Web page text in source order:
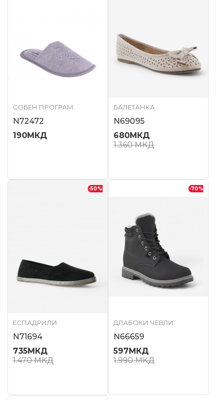
СОБЕН ПРОГРАМ
N72472
190МКД
БАЛЕТАНКА
N69095
680МКД
1.360МКД
-50%
ЕСПАДРИЛИ
N71694
735МКД
1.470МКД
-70%
ДЛАБОКИ ЧЕВЛИ
N66659
597МКД
1.990МКД